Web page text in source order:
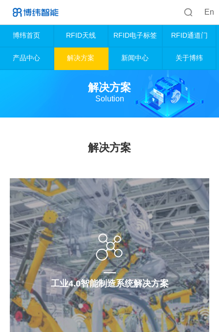
En
博纬首页 RFID天线 RFID电子标签 RFID通道门
产品中心 解决方案 新闻中心 关于博纬
解决方案
Solution
解决方案
工业4.0智能制造系统解决方案